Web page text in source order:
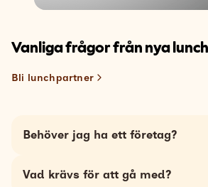
Vanligafrågorfrån nya
Bli lunchpartner
Behöver jag ha ett företag?
(Merchant Category Code) inom
Vad krävs för att gå med?